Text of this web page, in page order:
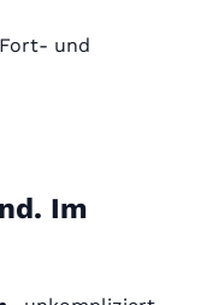
und
Im